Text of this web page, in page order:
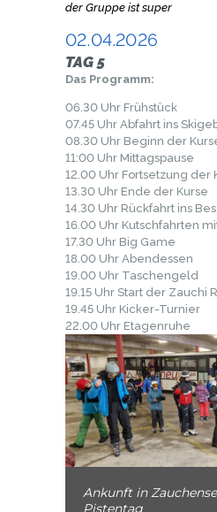
der Gruppe ist super
02.04.2026
TAG 5
Das Programm:
06.30 Uhr Frühstück
07.45 Uhr Abfahrt ins
08.30 Uhr Beginn der
11:00 Uhr Mittagspause
12.00 Uhr Fortsetzung der
13.30 Uhr Ende der Kurse
14.30 Uhr Rückfahrt ins
16.00 Uhr Kutschfahrten
17.30 Uhr Big Game
18.00 Uhr Abendessen
19.00 Uhr Taschengeld
19.15 Uhr Start der Zauchi
19.45 Uhr Kicker-Turnier
22.00 Uhr Etagenruhe
Ankunft in
Pistentag